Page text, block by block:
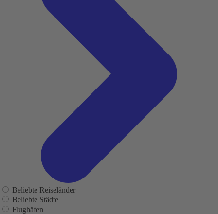
Beliebte Reiseländer
Beliebte Städte
Flughäfen